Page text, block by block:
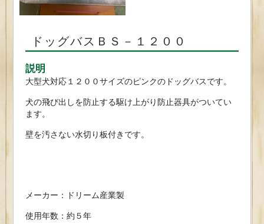
ドッグバスＢＳ－１２００
説明
大型犬対応１２００サイズのピンクのドッグバスです。
犬の飛び出しを防止する駆け上がり防止器具がついてい
ます。
壁を汚さない水切り板付きです。
メーカー：ドリーム産業製
使用年数：約５年